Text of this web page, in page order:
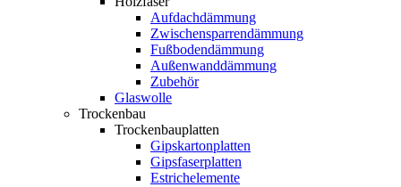
Aufdachdämmung
Zwischensparrendämmung
Fußbodendämmung
Außenwanddämmung
Zubehör
Glaswolle
Trockenbau
Trockenbauplatten
Gipskartonplatten
Gipsfaserplatten
Estrichelemente